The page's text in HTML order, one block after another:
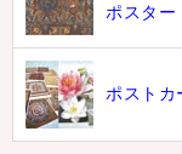
ポスター
ポストカ